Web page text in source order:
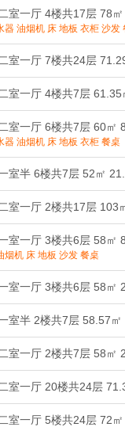
室一厅 4楼共17层 78
器 油烟机 床 地板 衣柜 沙发
室一厅 7楼共24层
室一厅 4楼共7层 61.35
室一厅 6楼共7层 60㎡
器 油烟机 床 地板 衣柜 餐桌
室半 6楼共7层 52㎡
室一厅 2楼共17层 103
室一厅 3楼共6层 58㎡
烟机 床 地板 沙发 餐桌
室一厅 3楼共6层 58㎡
室半 2楼共7层 58.57㎡
室一厅 2楼共7层 58㎡
室一厅 20楼共24层
室一厅 5楼共24层 72